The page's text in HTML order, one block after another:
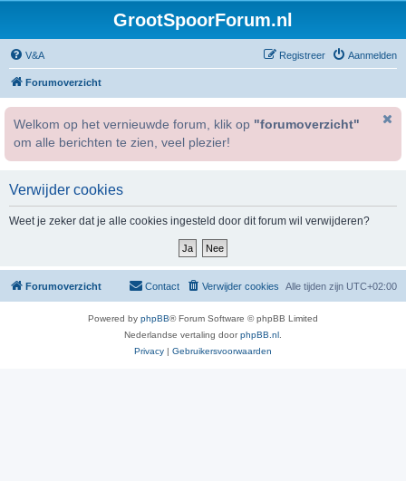
GrootSpoorForum.nl
V&A Aanmelden
Registreer
Forumoverzicht
Welkom op het vernieuwde forum, klik op "forumoverzicht"
om alle berichten te zien, veel plezier!
Verwijder cookies
Weet je zeker dat je alle cookies ingesteld door dit forum wil verwijderen?
Forumoverzicht Alle tijden zijn UTC+02:00
Verwijder cookies
Contact
Powered by phpBB® Forum Software © phpBB Limited
Nederlandse vertaling doorphpBB.nl
Privacy | Gebruikersvoorwaarden